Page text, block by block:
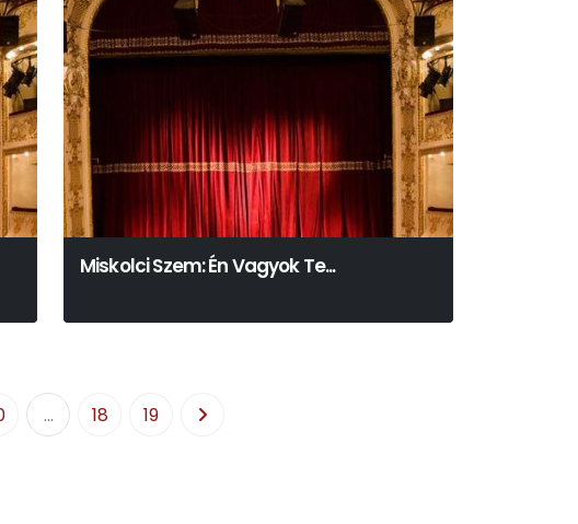
Miskolci Szem: Én Vagyok Te...
... 18 19